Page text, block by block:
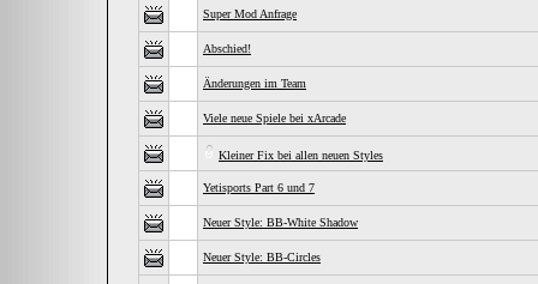
Super Mod Anfrage
Abschied!
Änderungen im Team
Viele neue Spiele bei xArcade
Kleiner Fix bei allen neuen Styles
Yetisports Part 6 und 7
Neuer Style: BB-White Shadow
Neuer Style: BB-Circles